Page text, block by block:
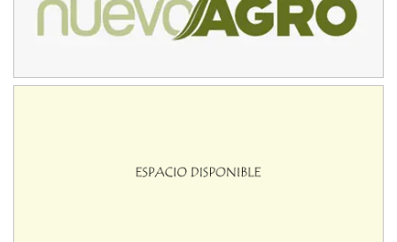
08/09-AGO
IAME SERIES ARGENTINA 6
ENTRERRIANO - F6 (POSTERGADA)